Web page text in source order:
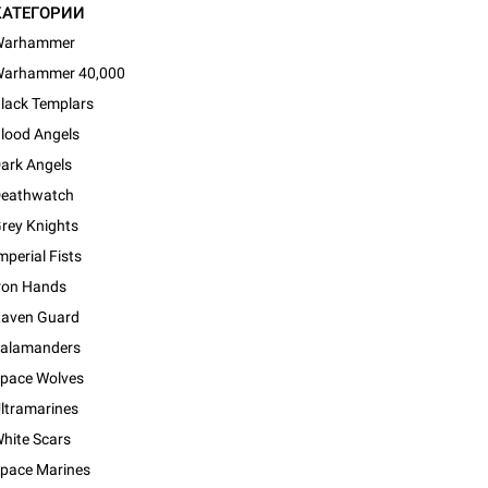
40,000
Templars
Angels
Angels
Knights
Fists
Hands
Guard
Wolves
Scars
Marines